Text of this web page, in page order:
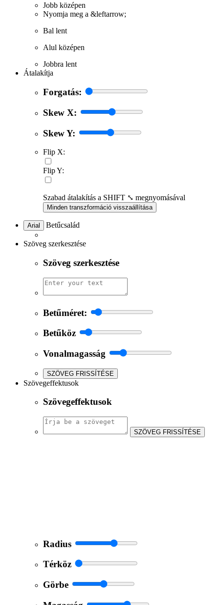
Jobb középen
Nyomja meg a &leftarrow;
Bal lent
Alul középen
Jobbra lent
Átalakítja
Forgatás:
Skew X:
Skew Y:
Flip X:
Flip Y:
Szabad átalakítás a SHIFT ⤡ megnyomásával
Minden transzformáció visszaállítása
Arial Betűcsalád
Szöveg szerkesztése
Szöveg szerkesztése
Betűméret:
Betűköz
Vonalmagasság
SZÖVEG FRISSÍTÉSE
Szövegeffektusok
Szövegeffektusok
SZÖVEG FRISSÍTÉSE
Radius
Térköz
Görbe